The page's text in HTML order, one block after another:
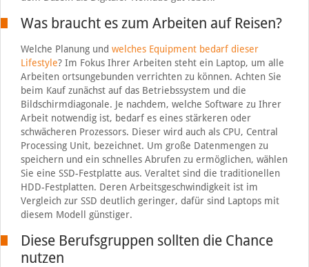
Was braucht es zum Arbeiten auf Reisen?
Welche Planung und welches Equipment bedarf dieser
Lifestyle? Im Fokus Ihrer Arbeiten steht ein Laptop, um alle
Arbeiten ortsungebunden verrichten zu können. Achten Sie
beim Kauf zunächst auf das Betriebssystem und die
Bildschirmdiagonale. Je nachdem, welche Software zu Ihrer
Arbeit notwendig ist, bedarf es eines stärkeren oder
schwächeren Prozessors. Dieser wird auch als CPU, Central
Processing Unit, bezeichnet. Um große Datenmengen zu
speichern und ein schnelles Abrufen zu ermöglichen, wählen
Sie eine SSD-Festplatte aus. Veraltet sind die traditionellen
HDD-Festplatten. Deren Arbeitsgeschwindigkeit ist im
Vergleich zur SSD deutlich geringer, dafür sind Laptops mit
diesem Modell günstiger.
Diese Berufsgruppen sollten die Chance
nutzen